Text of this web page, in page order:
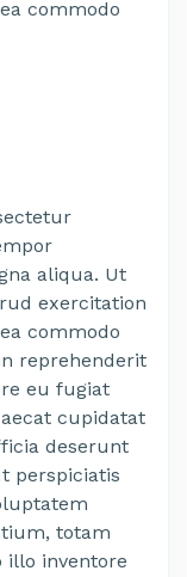
commodo
aliqua. Ut
exercitation
commodo
reprehenderit
eu fugiat
cupidatat
deserunt
perspiciatis
totam
illo inventore